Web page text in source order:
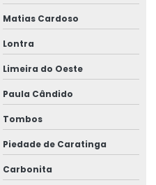
Matias Cardoso
Lontra
Limeira do Oeste
Paula Cândido
Tombos
Piedade de Caratinga
Carbonita